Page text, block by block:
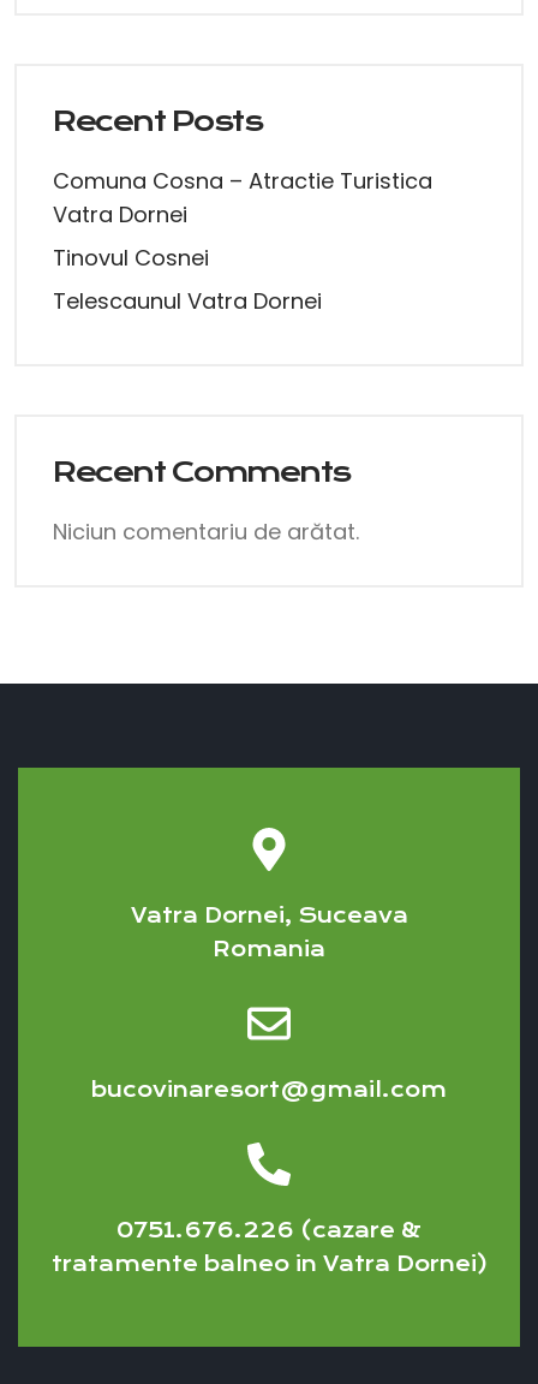
Recent Posts
Comuna Cosna – Atractie Turistica
Vatra Dornei
Tinovul Cosnei
Telescaunul Vatra Dornei
Recent Comments
Niciun comentariu de arătat.
Vatra Dornei, Suceava
Romania
bucovinaresort@gmail.com
0751.676.226 (cazare &
tratamente balneo in Vatra Dornei)